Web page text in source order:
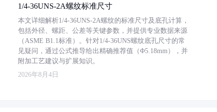
1/4-36UNS-2A螺纹标准尺寸
本文详细解析1/4-36UNS-2A螺纹的标准尺寸及底孔计算，
包括外径、螺距、公差等关键参数，并提供专业数据来源
（ASME B1.1标准）。针对1/4-36UNS螺纹底孔尺寸的常
见疑问，通过公式推导给出精确推荐值（Φ5.18mm），并
附加工艺建议与扩展知识。
2026年8月4日